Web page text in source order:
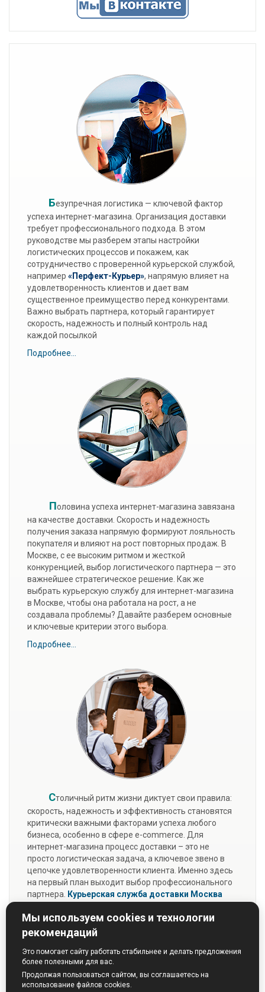
Мы используем cookies и технологии
рекомендаций
Это помогает сайту работать стабильнее и делать предложения
более полезными для вас.
Продолжая пользоваться сайтом, вы соглашаетесь на
использование файлов cookies.
Безупречная логистика — ключевой фактор
успеха интернет-магазина. Организация доставки
требует профессионального подхода. В этом
руководстве мы разберем этапы настройки
логистических процессов и покажем, как
сотрудничество с проверенной курьерской службой,
например «Перфект-Курьер», напрямую влияет на
удовлетворенность клиентов и дает вам
существенное преимущество перед конкурентами.
Важно выбрать партнера, который гарантирует
скорость, надежность и полный контроль над
каждой посылкой
Подробнее...
Половина успеха интернет-магазина завязана
на качестве доставки. Скорость и надежность
получения заказа напрямую формируют лояльность
покупателя и влияют на рост повторных продаж. В
Москве, с ее высоким ритмом и жесткой
конкуренцией, выбор логистического партнера — это
важнейшее стратегическое решение. Как же
выбрать курьерскую службу для интернет-магазина
в Москве, чтобы она работала на рост, а не
создавала проблемы? Давайте разберем основные
и ключевые критерии этого выбора.
Подробнее...
Столичный ритм жизни диктует свои правила:
скорость, надежность и эффективность становятся
критически важными факторами успеха любого
бизнеса, особенно в сфере e-commerce. Для
интернет-магазина процесс доставки – это не
просто логистическая задача, а ключевое звено в
цепочке удовлетворенности клиента. Именно здесь
на первый план выходит выбор профессионального
партнера.
Курьерская служба доставки Москва
услуги, а полноценную экосистему для развития
вашей интернет-торговли.